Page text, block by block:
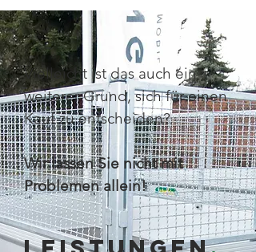
Vielleicht ist das auch ein
weiterer Grund, sich für einen
Kauf zu entscheiden?
Wir lassen Sie nicht mit
Problemen allein!